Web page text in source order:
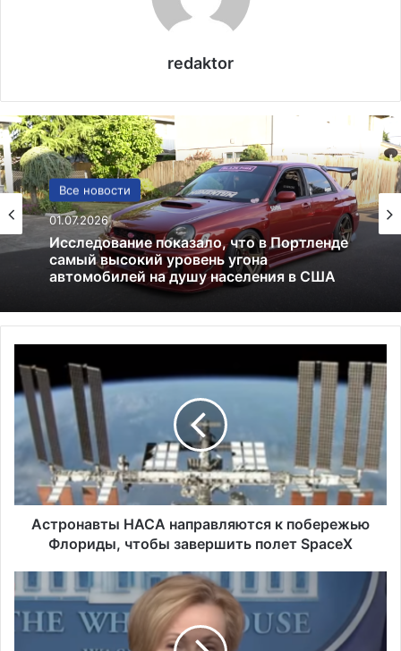
redaktor
Все новости
01.07.2026
Исследование показало, что в Портленде
самый высокий уровень угона
автомобилей на душу населения в США
США
13.06.2025
Америка имеет огромный избыток сыра
с
т
н
а
т
А
н
Астронавты НАСА направляются к побережью
Флориды, чтобы завершить полет SpaceX
Б
и
р